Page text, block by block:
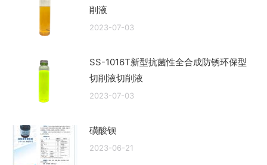
削液
2023-07-03
SS-1016T新型抗菌性全合成防锈环保型
切削液切削液
2023-07-03
磺酸钡
2023-06-21